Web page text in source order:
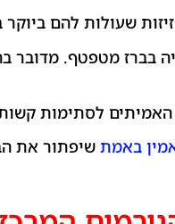
שעולות להם
בברז מטפטף. מדובר
האמיתים לסתימות
באמת שיפתור את